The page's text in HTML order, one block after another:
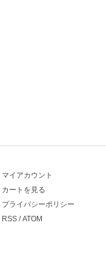
マイアカウント
カートを見る
プライバシーポリシー
RSS /ATOM